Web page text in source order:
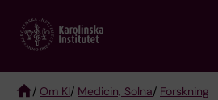
main
/ Om KI/ Medicin, Solna/ Forskning